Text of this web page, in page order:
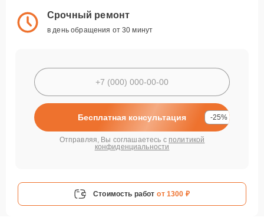
Срочный ремонт
в день обращения от 30 минут
Бесплатная консультация -25%
Отправляя, Вы соглашаетесь с политикой
конфиденциальности
Стоимость работ от 1300 ₽